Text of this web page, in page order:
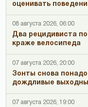
оценивать
08 августа 2026, 06:00
Два рецидивиста
краже велосипеда
07 августа 2026, 20:00
Зонты снова
дождливые
07 августа 2026, 19:00